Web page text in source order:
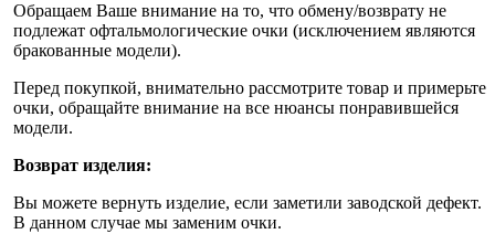
Обращаем Ваше внимание на то, что обмену/возврату не
подлежат офтальмологические очки (исключением являются
бракованные модели).
Перед покупкой, внимательно рассмотрите товар и примерьте
очки, обращайте внимание на все нюансы понравившейся
модели.
Возврат изделия:
Вы можете вернуть изделие, если заметили заводской дефект.
В данном случае мы заменим очки.